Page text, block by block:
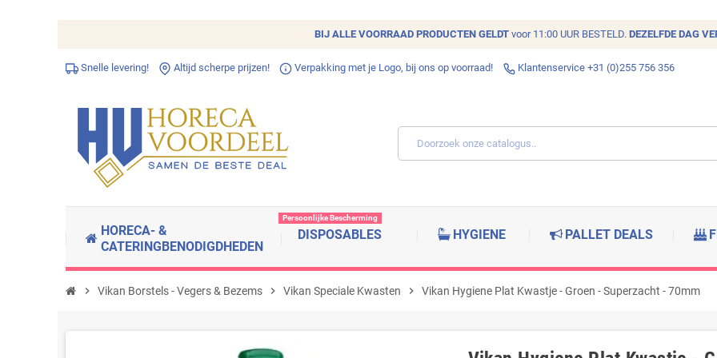
BIJ ALLE VOORRAAD PRODUCTEN GELDT voor 11:00 UUR BESTELD. DEZELFDE DAG
Snelle levering! Altijd scherpe prijzen! Verpakking met je Logo, bij ons op voorraad! Klantenservice +31 (0)255 756 356
HORECA- &
CATERINGBENODIGDHEDEN
DISPOSABLES
Persoonlijke Bescherming
HYGIENE PALLET DEALS
chevron_right Vikan Borstels - Vegers & Bezems chevron_right Vikan Speciale Kwasten chevron_right Vikan Hygiene Plat Kwastje - Groen - Superzacht - 70mm